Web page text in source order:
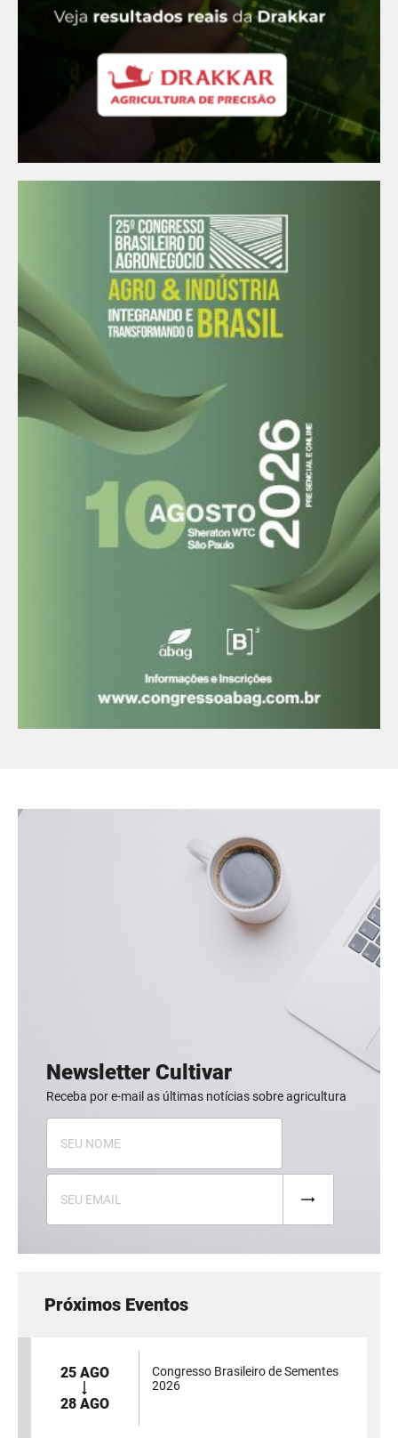
Newsletter Cultivar
Receba por e-mail as últimas notícias sobre agricultura
Próximos Eventos
25 AGO
28 AGO
Congresso Brasileiro de Sementes
2026